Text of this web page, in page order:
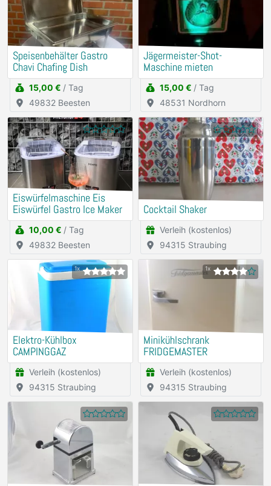
Speisenbehälter Gastro
Chavi Chafing Dish
15,00 € / Tag
49832 Beesten
Jägermeister-Shot-
Maschine mieten
15,00 € / Tag
48531 Nordhorn
Eiswürfelmaschine Eis
Eiswürfel Gastro Ice Maker
10,00 € / Tag
49832 Beesten
Cocktail Shaker
Verleih (kostenlos)
94315 Straubing
1x
Elektro-Kühlbox
CAMPINGGAZ
Verleih (kostenlos)
94315 Straubing
1x
Minikühlschrank
FRIDGEMASTER
Verleih (kostenlos)
94315 Straubing